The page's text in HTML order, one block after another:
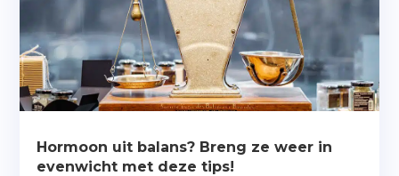
Hormoon uit balans? Breng ze weer in
evenwicht met deze tips!